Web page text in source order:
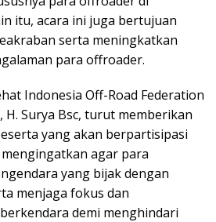
itu, acara ini juga bertujuan
serta meningkatkan
para offroader.
Indonesia Off-Road Federation
H. Surya Bsc, turut memberikan
yang akan berpartisipasi
agar para
yang bijak dengan
menjaga fokus dan
demi menghindari